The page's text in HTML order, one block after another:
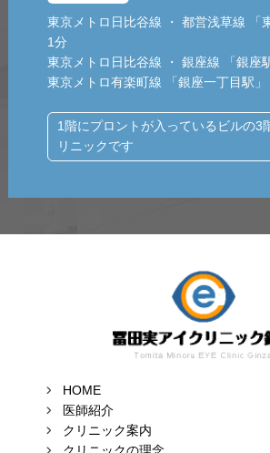
東京メトロ日比谷線 ・ 都営浅草線 「
1分
東京メトロ日比谷線 ・ 銀座線 「銀座
東京メトロ有楽町線 「銀座一丁目駅」
1階にプロントが入っているビルの3
リニックです
HOME
医師紹介
クリニック案内